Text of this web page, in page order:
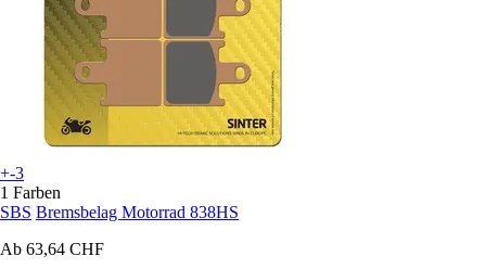
+-3
1 Farben
SBS Bremsbelag Motorrad 838HS
Ab 63,64 CHF